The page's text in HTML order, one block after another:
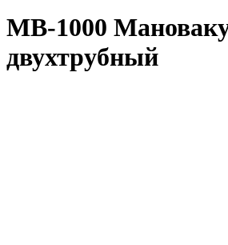
МВ-1000
двухтрубный